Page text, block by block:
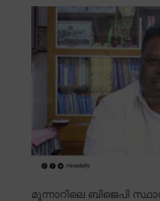
മൂന്നാറിലെ ബിജെപി